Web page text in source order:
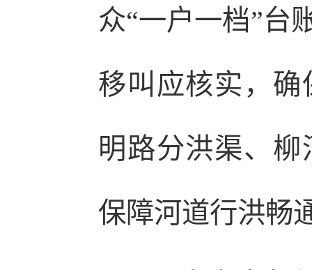
众“一户一档”台
移叫应核实，
明路分洪渠、
保障河道行洪畅